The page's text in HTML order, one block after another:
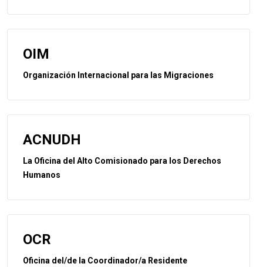
OIM
Organización Internacional para las Migraciones
ACNUDH
La Oficina del Alto Comisionado para los Derechos
Humanos
OCR
Oficina del/de la Coordinador/a Residente